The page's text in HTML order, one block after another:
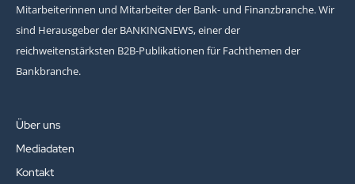
Mitarbeiterinnen und Mitarbeiter der Bank- und Finanzbranche. Wir
sind Herausgeber der BANKINGNEWS, einer der
reichweitenstärksten B2B-Publikationen für Fachthemen der
Bankbranche.
Über uns
Mediadaten
Kontakt